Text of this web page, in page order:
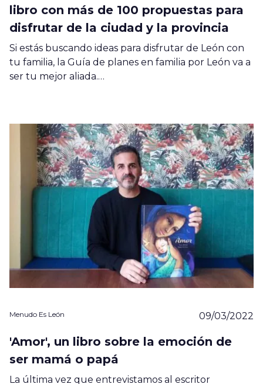
libro con más de 100 propuestas para
disfrutar de la ciudad y la provincia
Si estás buscando ideas para disfrutar de León con
tu familia, la Guía de planes en familia por León va a
ser tu mejor aliada.…
Menudo Es León 09/03/2022
'Amor', un libro sobre la emoción de
ser mamá o papá
La última vez que entrevistamos al escritor